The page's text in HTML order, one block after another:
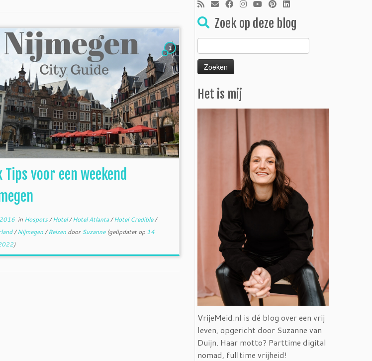
1
Tips voor een weekend
in Hospots/Hotel/Hotel Atlanta/Hotel Credible/
/Nijmegen/Reizen doorSuzanne(geüpdatet op 14
)
Zoek op deze blog
Zoeken
naar:
Het is mij
VrijeMeid.nl is dé blog over een vrij
leven, opgericht door Suzanne van
Duijn. Haar motto? Parttime digital
nomad, fulltime vrijheid!